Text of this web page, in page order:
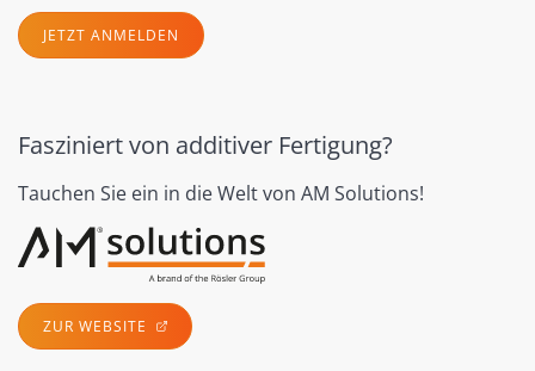
JETZT ANMELDEN
Fasziniert von additiver Fertigung?
Tauchen Sie ein in die Welt von AM Solutions!
ZUR WEBSITE